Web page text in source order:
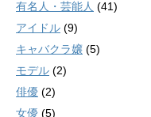
有名人・芸能人 (41)
アイドル (9)
キャバクラ嬢 (5)
モデル (2)
俳優 (2)
女優 (5)